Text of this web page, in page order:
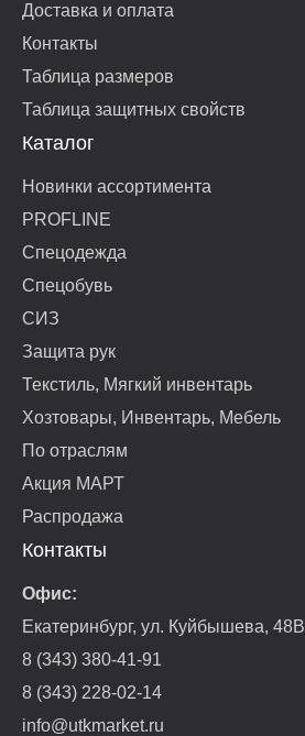
Доставка и оплата
Контакты
Таблица размеров
Таблица защитных свойств
Каталог
Новинки ассортимента
PROFLINE
Спецодежда
Спецобувь
СИЗ
Защита рук
Текстиль, Мягкий инвентарь
Хозтовары, Инвентарь, Мебель
По отраслям
Акция МАРТ
Распродажа
Контакты
Офис:
Екатеринбург, ул. Куйбышева, 48В
8 (343) 380-41-91
8 (343) 228-02-14
info@utkmarket.ru